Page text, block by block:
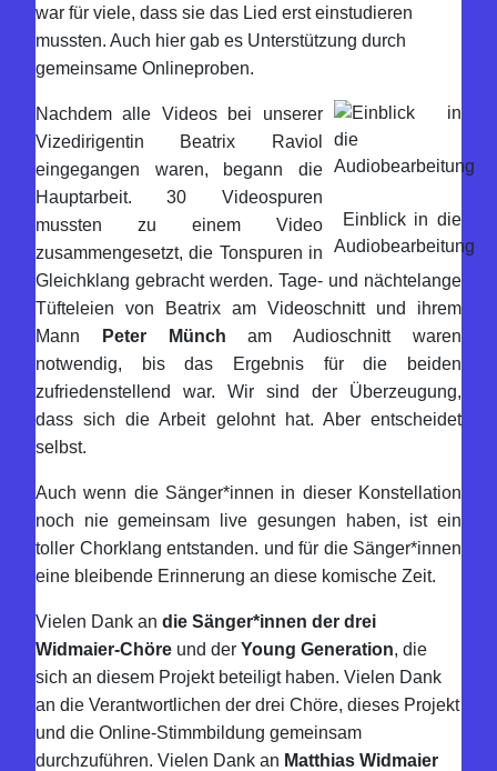
war für viele, dass sie das Lied erst einstudieren
mussten. Auch hier gab es Unterstützung durch
gemeinsame Onlineproben.
Einblick in die
Audiobearbeitung
Nachdem alle Videos bei unserer
Vizedirigentin Beatrix Raviol
eingegangen waren, begann die
Hauptarbeit. 30 Videospuren
mussten zu einem Video
zusammengesetzt, die Tonspuren in
Gleichklang gebracht werden. Tage- und nächtelange
Tüfteleien von Beatrix am Videoschnitt und ihrem
Mann
Peter Münch am Audioschnitt waren
notwendig, bis das Ergebnis für die beiden
zufriedenstellend war. Wir sind der Überzeugung,
dass sich die Arbeit gelohnt hat. Aber entscheidet
selbst.
Auch wenn die Sänger*innen in dieser Konstellation
noch nie gemeinsam live gesungen haben, ist ein
toller Chorklang entstanden. und für die Sänger*innen
eine bleibende Erinnerung an diese komische Zeit.
Vielen Dank an die Sänger*innen der drei
Widmaier-Chöre und der Young Generation, die
sich an diesem Projekt beteiligt haben. Vielen Dank
an die Verantwortlichen der drei Chöre, dieses Projekt
und die Online-Stimmbildung gemeinsam
durchzuführen. Vielen Dank an Matthias Widmaier